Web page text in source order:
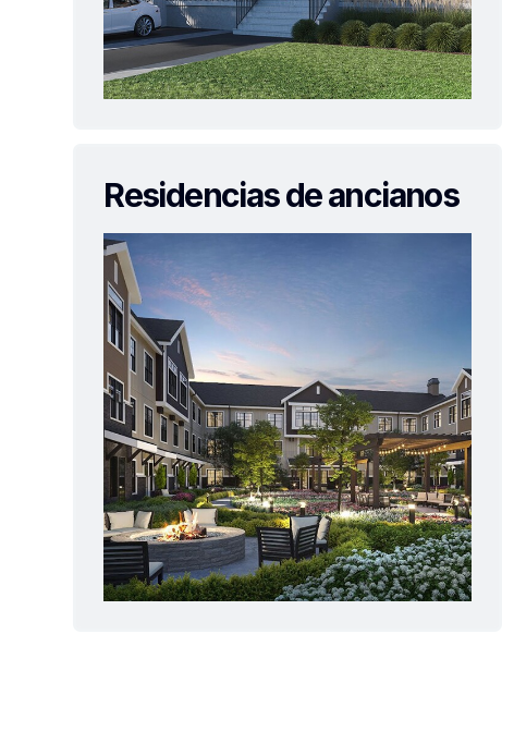
Residencias de ancianos